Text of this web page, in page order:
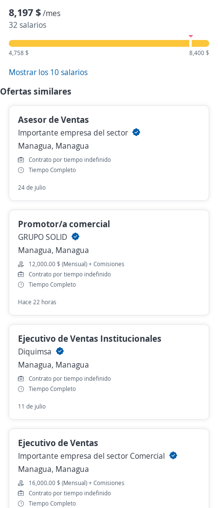
8,197 $/mes
32 salarios
4,758 $ 8,400 $
Mostrar los 10 salarios
Ofertas similares
Asesor de Ventas
Importante empresa del sector
Managua, Managua
Contrato por tiempo indefinido
Tiempo Completo
24 de julio
Promotor/a comercial
GRUPO SOLID
Managua, Managua
12,000.00 $ (Mensual) + Comisiones
Contrato por tiempo indefinido
Tiempo Completo
Hace 22 horas
Ejecutivo de Ventas Institucionales
Diquimsa
Managua, Managua
Contrato por tiempo indefinido
Tiempo Completo
11 de julio
Ejecutivo de Ventas
Importante empresa del sector Comercial
Managua, Managua
16,000.00 $ (Mensual) + Comisiones
Contrato por tiempo indefinido
Tiempo Completo